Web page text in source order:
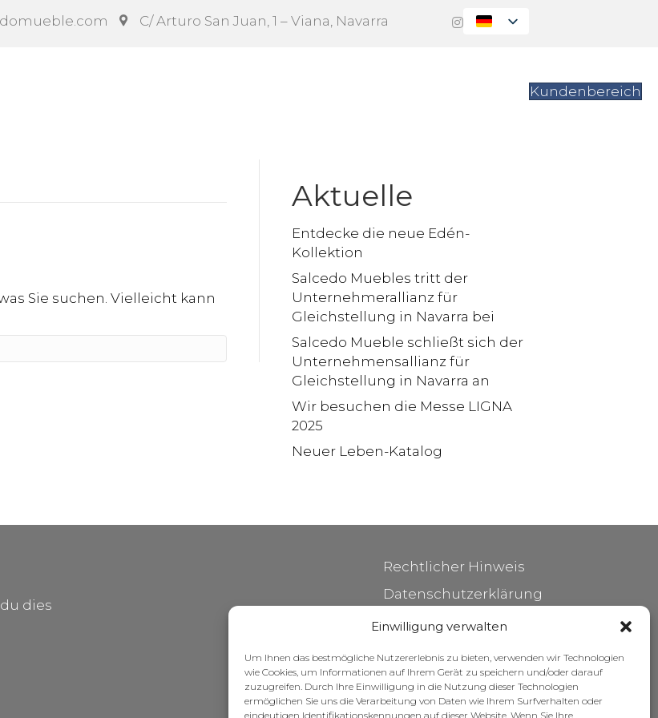
Einwilligung verwalten
Um Ihnen das bestmögliche Nutzererlebnis zu bieten, verwenden wir Technologien
wie Cookies, um Informationen auf Ihrem Gerät zu speichern und/oder darauf
zuzugreifen. Durch Ihre Einwilligung in die Nutzung dieser Technologien
ermöglichen Sie uns die Verarbeitung von Daten wie Ihrem Surfverhalten oder
eindeutigen Identifikationskennungen auf dieser Website. Wenn Sie Ihre
C/ Arturo San Juan, 1 – Viana, Navarra
Kundenbereich
Sie suchen. Vielleicht kann
Aktuelle
Entdecke die neue Edén-
Kollektion
Salcedo Muebles tritt der
Unternehmerallianz für
Gleichstellung in Navarra bei
Salcedo Mueble schließt sich der
Unternehmensallianz für
Gleichstellung in Navarra an
Wir besuchen die Messe LIGNA
2025
Neuer Leben-Katalog
dies
Rechtlicher Hinweis
Datenschutzerklärung
Cookie-Richtlinie
Zuschüsse